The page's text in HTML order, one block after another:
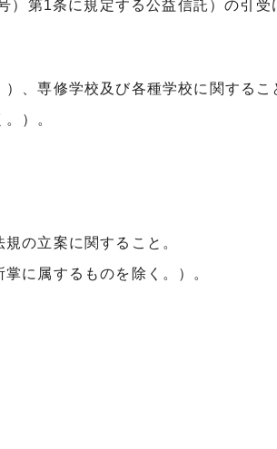
第1条に規定する公益信託）の引受
、専修学校及び各種学校に関するこ
）。
の立案に関すること。
に属するものを除く。）。